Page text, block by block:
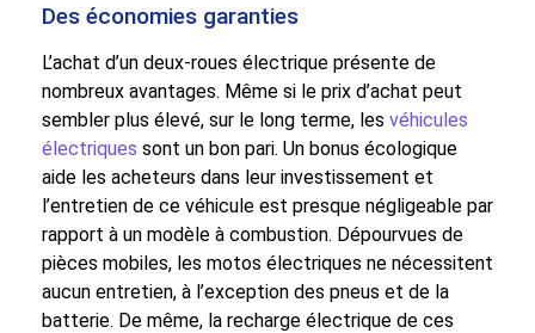
Des économies garanties
L’achat d’un deux-roues électrique présente de
nombreux avantages. Même si le prix d’achat peut
sembler plus élevé, sur le long terme, les véhicules
électriques sont un bon pari. Un bonus écologique
aide les acheteurs dans leur investissement et
l’entretien de ce véhicule est presque négligeable par
rapport à un modèle à combustion. Dépourvues de
pièces mobiles, les motos électriques ne nécessitent
aucun entretien, à l’exception des pneus et de la
batterie. De même, la recharge électrique de ces